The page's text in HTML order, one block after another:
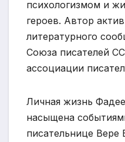
психологизмом и
героев. Автор
литературного
Союза писателей
ассоциации
Личная жизнь
насыщена
писательнице Вере